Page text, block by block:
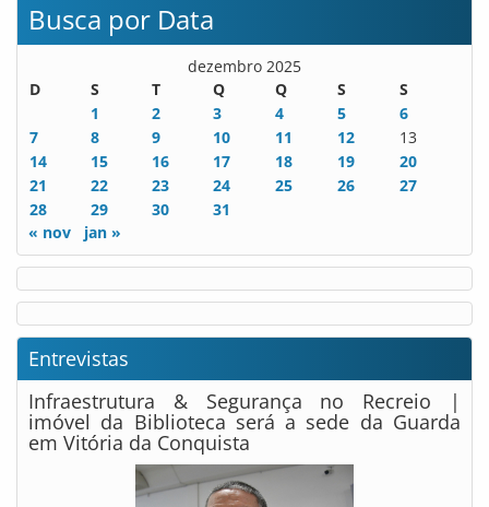
Busca por Data
dezembro 2025
D
S T Q Q S
S
1
2 3 4 5
6
7
8 9 10 11 12
13
14
15 16 17 18 19
20
21
22 23 24 25 26
27
28
29 30
31
« nov
jan »
Entrevistas
Infraestrutura & Segurança no Recreio |
imóvel da Biblioteca será a sede da Guarda
em Vitória da Conquista